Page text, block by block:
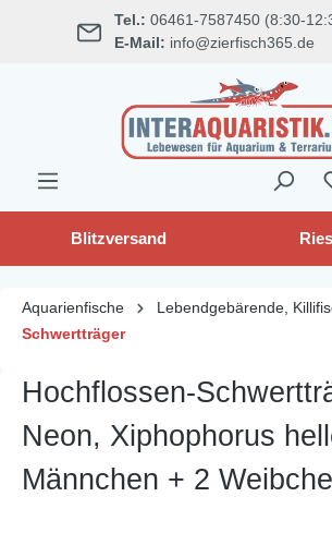
springen Tel.: 06461-7587450 (8:30-
E-Mail: info@zierfisch365.de
Blitzversand
Aquarienfische
Lebendgebärende,
Schwertträger
Hochflossen-
Neon, Xiphophorus
Männchen + 2